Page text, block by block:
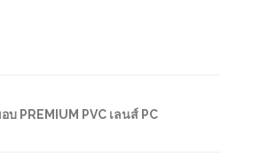
PREMIUM PVC เลนส์ PC